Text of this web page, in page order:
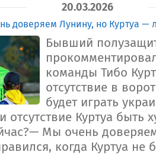
20.03.2026
доверяем Лунину, но Куртуа —
Бывший
команды Тибо
отсутствие в
будет играть
Куртуа быть
Мы очень
когда Куртуа не